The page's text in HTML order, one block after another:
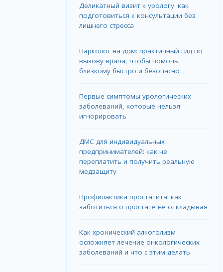
Деликатный визит к урологу: как
подготовиться к консультации без
лишнего стресса
Нарколог на дом: практичный гид по
вызову врача, чтобы помочь
близкому быстро и безопасно
Первые симптомы урологических
заболеваний, которые нельзя
игнорировать
ДМС для индивидуальных
предпринимателей: как не
переплатить и получить реальную
медзащиту
Профилактика простатита: как
заботиться о простате не откладывая
Как хронический алкоголизм
осложняет лечение онкологических
заболеваний и что с этим делать